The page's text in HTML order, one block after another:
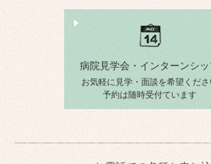
病院見学会・インターンシ
お気軽に見学・面談を希望くだ
予約は随時受付ています